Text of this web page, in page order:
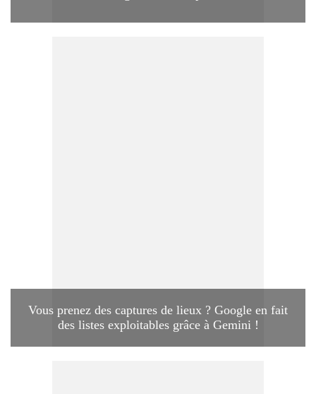
Vous prenez des captures de lieux ? Google en fait
des listes exploitables grâce à Gemini !